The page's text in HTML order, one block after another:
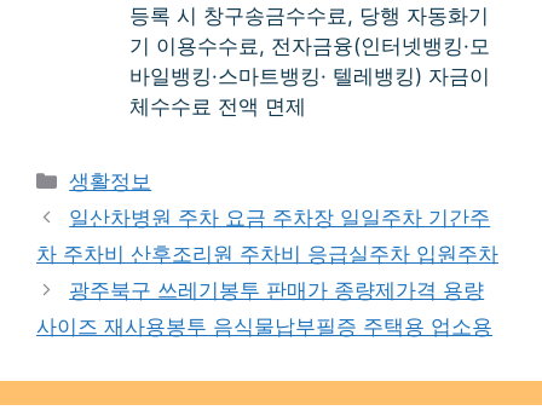
등록 시 창구송금수수료, 당행 자동화기
기 이용수수료, 전자금융(인터넷뱅킹·모
바일뱅킹·스마트뱅킹· 텔레뱅킹) 자금이
체수수료 전액 면제
Categories
생활정보
일산차병원 주차 요금 주차장 일일주차 기간주
차 주차비 산후조리원 주차비 응급실주차 입원주차
광주북구 쓰레기봉투 판매가 종량제가격 용량
사이즈 재사용봉투 음식물납부필증 주택용 업소용